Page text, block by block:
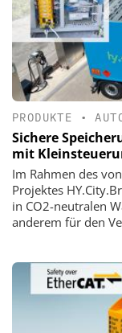
PRODUKTE •
Sichere
mit
Im Rahmen des
Projektes
in CO2-neutralen
anderem für den